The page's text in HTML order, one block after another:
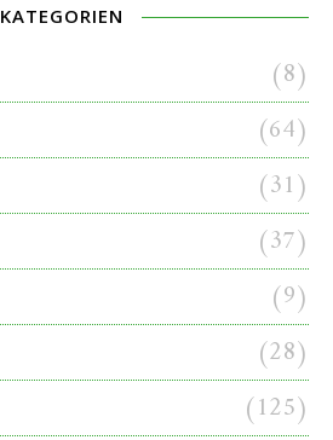
KATEGORIEN
(8)
(64)
(31)
(37)
(9)
(28)
(125)